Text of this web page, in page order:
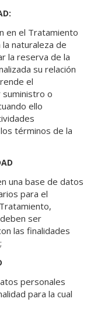
en el Tratamiento
naturaleza de
la reserva de la
su relación
el
o
ello
términos de la
una base de datos
para el
ser
las finalidades
personales
para la cual